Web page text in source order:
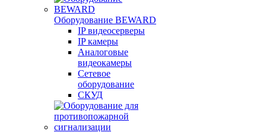
Оборудование BEWARD
IP видеосерверы
IP камеры
Аналоговые
видеокамеры
Сетевое
оборудование
СКУД